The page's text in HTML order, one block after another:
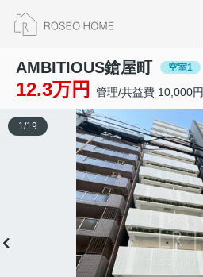
AMBITIOUS鎗屋町 空室1
12.3万円 管理/共益費 10,000円
1 /19